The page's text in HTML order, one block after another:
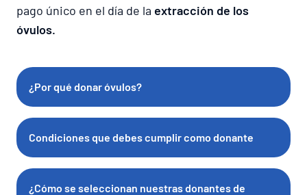
pago único en el día de la extracción de los
óvulos.
¿Por qué donar óvulos?
Condiciones que debes cumplir como donante
¿Cómo se seleccionan nuestras donantes de